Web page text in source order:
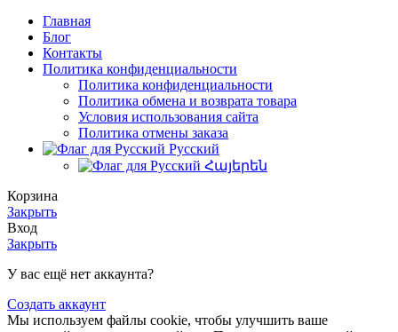
Главная
Блог
Контакты
Политика конфиденциальности
Политика конфиденциальности
Политика обмена и возврата товара
Условия использования сайта
Политика отмены заказа
Русский
Հայերեն
Корзина
Закрыть
Вход
Закрыть
У вас ещё нет аккаунта?
Создать аккаунт
Мы используем файлы cookie, чтобы улучшить ваше